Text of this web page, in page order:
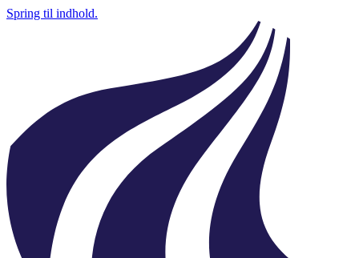
Spring til indhold.